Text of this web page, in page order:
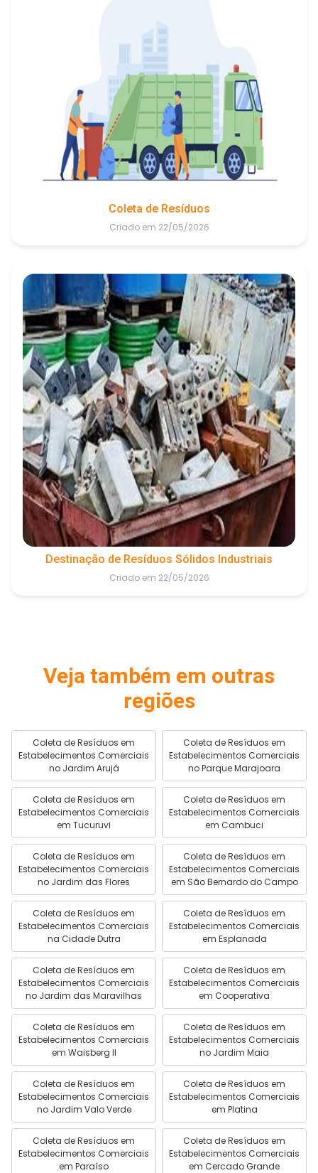
Coleta de Resíduos
Criado em 22/05/2026
Destinação de Resíduos Sólidos Industriais
Criado em 22/05/2026
Veja também em outras
regiões
Coleta de Resíduos em
Estabelecimentos Comerciais
no Jardim Arujá
Coleta de Resíduos em
Estabelecimentos Comerciais
no Parque Marajoara
Coleta de Resíduos em
Estabelecimentos Comerciais
em Tucuruvi
Coleta de Resíduos em
Estabelecimentos Comerciais
em Cambuci
Coleta de Resíduos em
Estabelecimentos Comerciais
no Jardim das Flores
Coleta de Resíduos em
Estabelecimentos Comerciais
em São Bernardo do Campo
Coleta de Resíduos em
Estabelecimentos Comerciais
na Cidade Dutra
Coleta de Resíduos em
Estabelecimentos Comerciais
em Esplanada
Coleta de Resíduos em
Estabelecimentos Comerciais
no Jardim das Maravilhas
Coleta de Resíduos em
Estabelecimentos Comerciais
em Cooperativa
Coleta de Resíduos em
Estabelecimentos Comerciais
em Waisberg II
Coleta de Resíduos em
Estabelecimentos Comerciais
no Jardim Maia
Coleta de Resíduos em
Estabelecimentos Comerciais
no Jardim Valo Verde
Coleta de Resíduos em
Estabelecimentos Comerciais
em Platina
Coleta de Resíduos em
Estabelecimentos Comerciais
em Paraíso
Coleta de Resíduos em
Estabelecimentos Comerciais
em Cercado Grande